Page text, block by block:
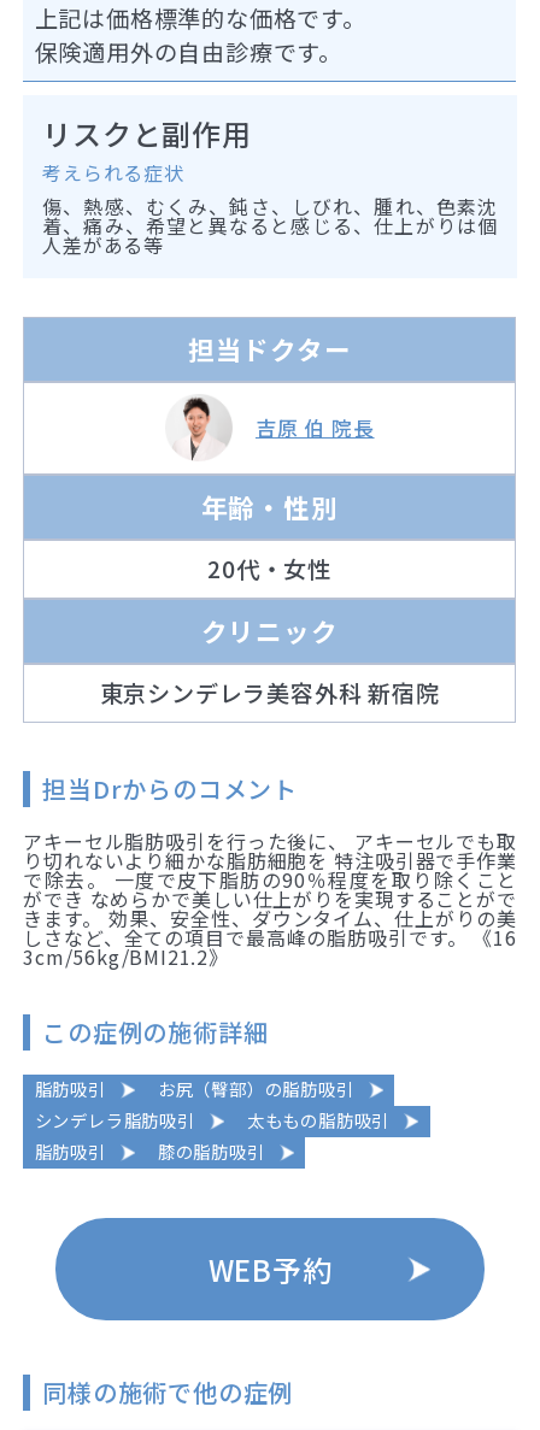
上記は価格標準的な価格です。
保険適用外の自由診療です。
リスクと副作用
考えられる症状
傷、熱感、むくみ、鈍さ、しびれ、腫れ、色素沈
着、痛み、希望と異なると感じる、仕上がりは個
人差がある等
担当ドクター
吉原 伯 院長
年齢・性別
20代・女性
クリニック
東京シンデレラ美容外科 新宿院
担当Drからのコメント
アキーセル脂肪吸引を行った後に、 アキーセルでも取
り切れないより細かな脂肪細胞を 特注吸引器で手作業
で除去。 一度で皮下脂肪の90％程度を取り除くこと
ができ なめらかで美しい仕上がりを実現することがで
きます。 効果、安全性、ダウンタイム、仕上がりの美
しさなど、全ての項目で最高峰の脂肪吸引です。 《16
3cm/56kg/BMI21.2》
この症例の施術詳細
脂肪吸引
お尻（臀部）の脂肪吸引
シンデレラ脂肪吸引
太ももの脂肪吸引
脂肪吸引
膝の脂肪吸引
WEB予約
同様の施術で他の症例